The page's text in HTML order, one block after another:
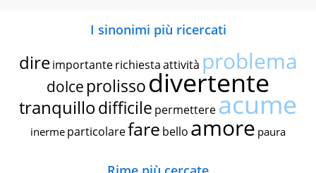
I sinonimi più ricercati
dire importante richiestaattività problema
dolce prolissodivertente
tranquillodifficile permettereacume
inerme particolarefare bello amore paura